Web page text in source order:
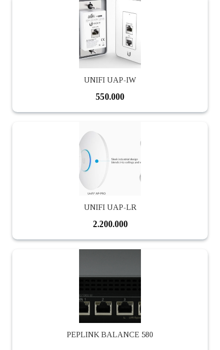
UNIFI UAP-IW
550.000
UNIFI UAP-LR
2.200.000
PEPLINK BALANCE 580